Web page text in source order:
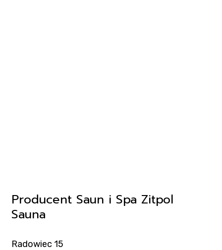
Producent Saun i Spa Zitpol
Sauna
Radowiec 15